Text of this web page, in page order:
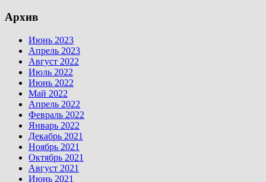
Архив
Июнь 2023
Апрель 2023
Август 2022
Июль 2022
Июнь 2022
Май 2022
Апрель 2022
Февраль 2022
Январь 2022
Декабрь 2021
Ноябрь 2021
Октябрь 2021
Август 2021
Июнь 2021